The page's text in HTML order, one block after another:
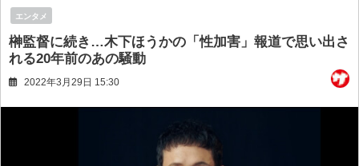
エンタメ
榊監督に続き…木下ほうかの「性加害」報道で思い出さ
れる20年前のあの騒動
2022年3月29日 15:30